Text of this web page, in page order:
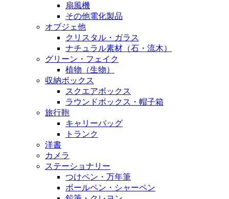
扇風機
その他電化製品
オブジェ他
クリスタル・ガラス
ナチュラル素材（石・流木）
グリーン・フェイク
植物（生物）
収納ボックス
スクエアボックス
ラウンドボックス・帽子箱
旅行鞄
キャリーバッグ
トランク
洋書
カメラ
ステーショナリー
つけペン・万年筆
ボールペン・シャーペン